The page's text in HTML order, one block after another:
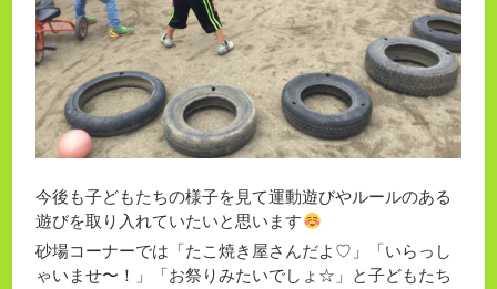
今後も子どもたちの様子を見て運動遊びやルールのある
遊びを取り入れていたいと思います
砂場コーナーでは「たこ焼き屋さんだよ♡」「いらっし
ゃいませ〜！」「お祭りみたいでしょ☆」と子どもたち